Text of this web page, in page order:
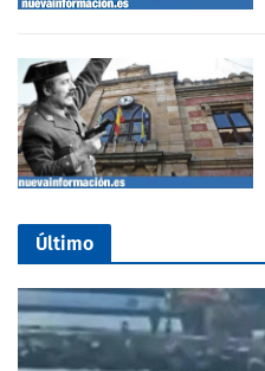
Último